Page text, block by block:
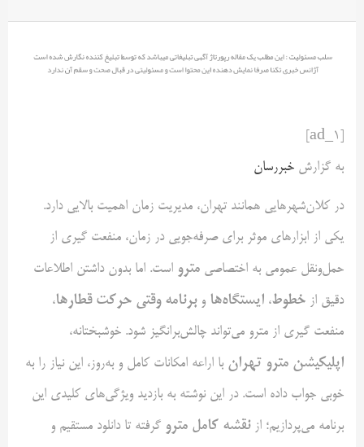
به گزارش خبررسان
در کلان‌شهرهایی همانند تهران، مدیریت زمان اهمیت بالایی دارد.
یکی از ابزارهای موثر برای صرفه‌جویی در زمان، منفعت گیری از
حمل‌ونقل عمومی به اختصاصی مترو است. اما بدون داشتن اطلاعات
دقیق از خطوط، ایستگاه‌ها وبرنامه وقتی حرکت قطارها،
منفعت گیری از مترو می‌تواند چالش‌برانگیز شود. خوشبختانه،
اپلیکیشن مترو تهران با اراعه امکانات کامل و به‌روز، این نیاز را به
خوبی جواب داده است. در این نوشته به بازدید ویژگی‌های کلیدی این
برنامه می‌پردازیم؛ ازنقشه کامل مترو گرفته تا دانلود مستقیم و